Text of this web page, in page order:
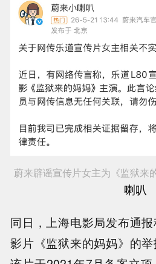
蔚来辟谣宣传片女主为《监狱来
喇叭
同日，上海电影局发布通
影片《监狱来的妈妈》的举